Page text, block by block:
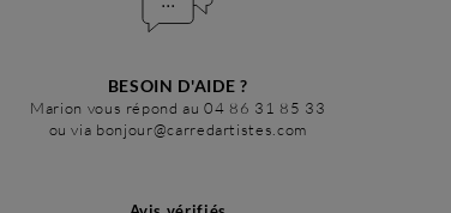
BESOIN D'AIDE ?
Marion vous répond au 04 86 31 85 33
ou via bonjour@carredartistes.com